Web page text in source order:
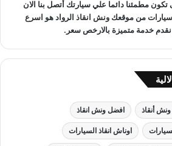
مطمئنا دائما علي سيارتك أتصل بنا الان
من موقعك ونش انقاذ الرواد هو اسرع
خدمة متميزة بالارخص سعر.
أنقاذ افضل ونش انقاذ
اوناش انقاذ السيارات